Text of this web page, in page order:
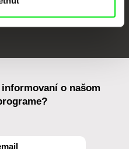
o našom